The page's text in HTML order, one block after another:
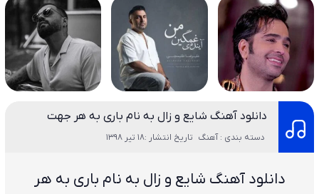
دانلود آهنگ شایع و زال به نام باری به هر جهت
دسته بندی : آهنگ تاریخ انتشار :18 تیر 1398
دانلود آهنگ شایع و زال به نام باری به هر